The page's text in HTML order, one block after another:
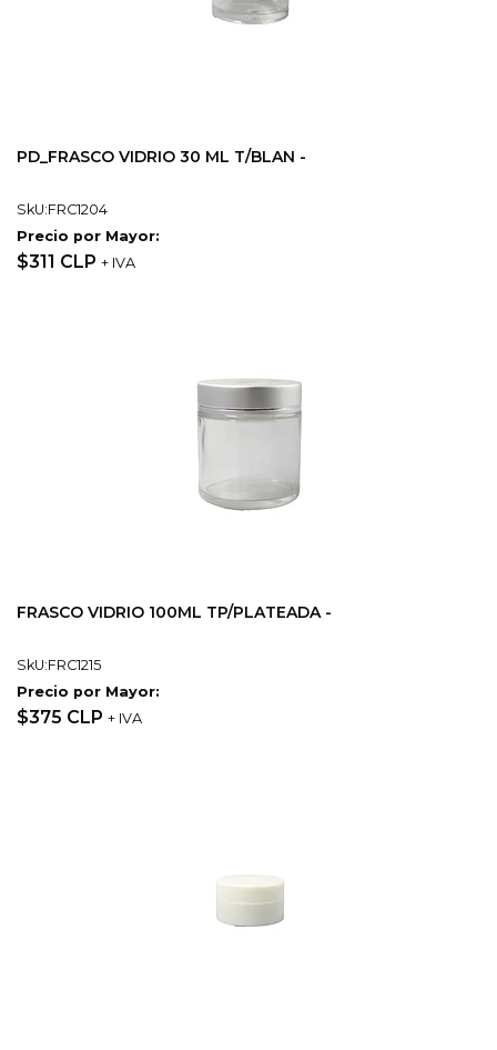
PD_FRASCO VIDRIO 30 ML T/BLAN -
SkU:FRC1204
Precio por Mayor:
$311 CLP + IVA
FRASCO VIDRIO 100ML TP/PLATEADA -
SkU:FRC1215
Precio por Mayor:
$375 CLP + IVA